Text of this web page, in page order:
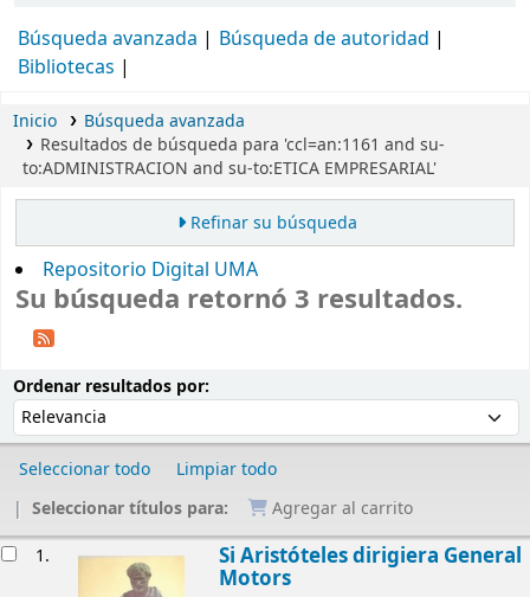
Búsqueda avanzada
Búsqueda de autoridad
Bibliotecas
Inicio
Búsqueda avanzada
Resultados de búsqueda para 'ccl=an:1161 and su-
to:ADMINISTRACION and su-to:ETICA EMPRESARIAL'
Refinar su búsqueda
Repositorio Digital UMA
Su búsqueda retornó 3 resultados.
Ordenar resultados por:
Seleccionar todo
Limpiar todo
Seleccionar títulos para:
Agregar al carrito
1. Si Aristóteles dirigiera General
Motors